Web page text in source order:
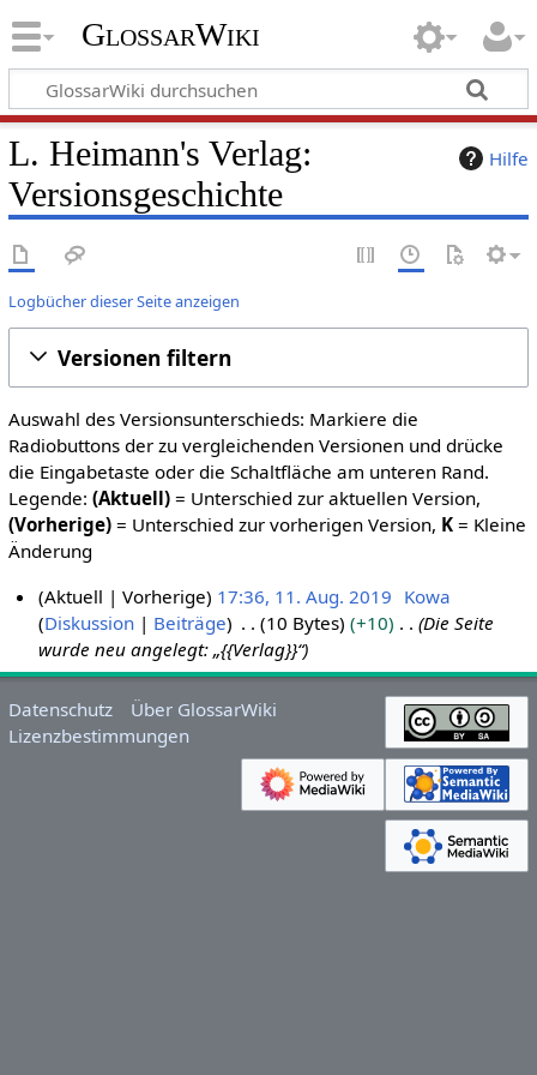
GlossarWiki
Hilfe
L. Heimann's Verlag:
Versionsgeschichte
Logbücher dieser Seite anzeigen
Versionen filtern
Auswahl des Versionsunterschieds: Markiere die
Radiobuttons der zu vergleichenden Versionen und drücke
die Eingabetaste oder die Schaltfläche am unteren Rand.
Legende: (Aktuell)= Unterschied zur aktuellen Version,
(Vorherige)= Unterschied zur vorherigen Version, K= Kleine
Änderung
.
A
u
Aktuell Vorherige 17:36, 11. Aug. 2019 Kowa
Diskussion
Beiträge 10 Bytes +10
Die Seite
wurde neu angelegt: „{{Verlag}}“
Datenschutz
Über GlossarWiki
Lizenzbestimmungen